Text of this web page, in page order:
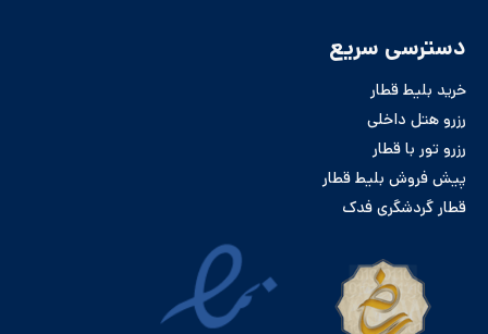
دسترسی سریع
خرید بلیط قطار
رزرو هتل داخلی
رزرو تور با قطار
پیش فروش بلیط قطار
قطار گردشگری فدک